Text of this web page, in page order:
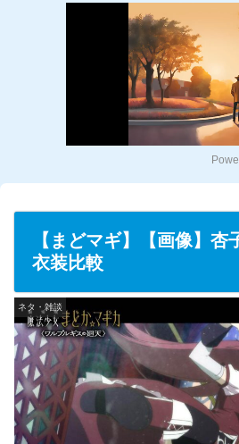
【まどマギ】【画像】杏
衣装比較
ネタ・雑談